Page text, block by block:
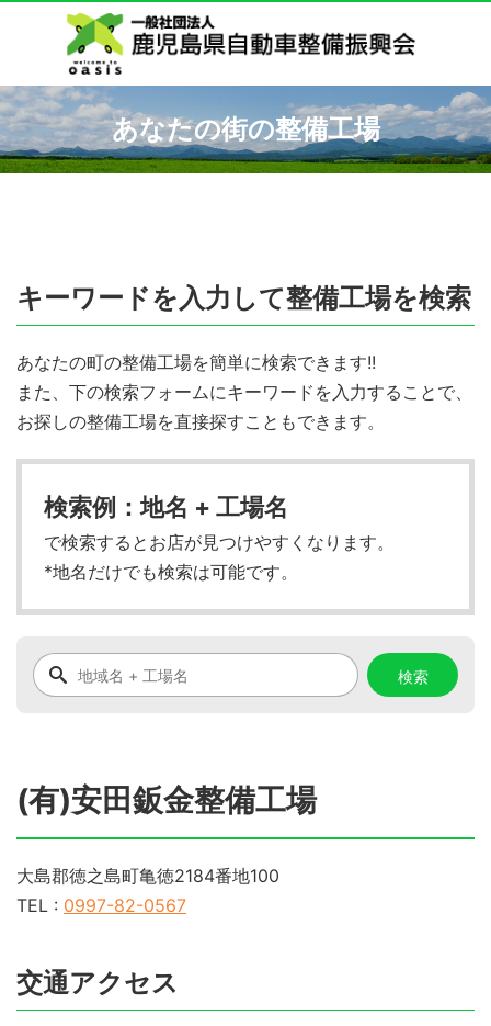
あなたの街の整備工場
キーワードを入力して整備工場を検索
あなたの町の整備工場を簡単に検索できます!!
また、下の検索フォームにキーワードを入力することで、
お探しの整備工場を直接探すこともできます。
検索例：地名 + 工場名
で検索するとお店が見つけやすくなります。
*地名だけでも検索は可能です。
(有)安田鈑金整備工場
大島郡徳之島町亀徳2184番地100
TEL : 0997-82-0567
交通アクセス